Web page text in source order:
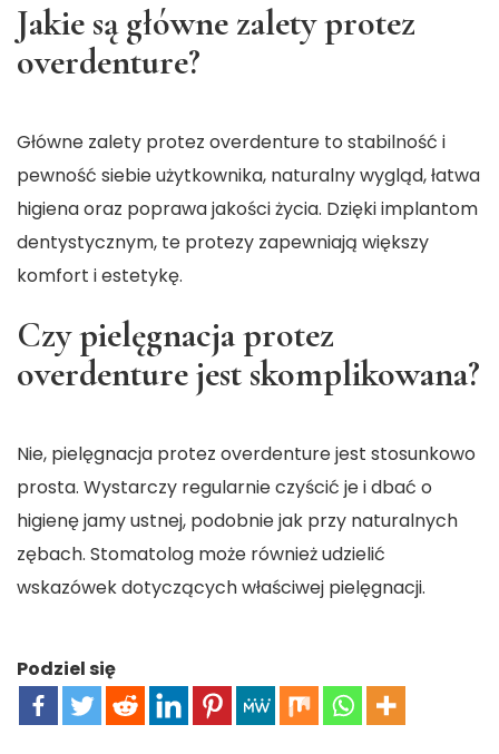
Jakie są główne zalety protez
overdenture?
Główne zalety protez overdenture to stabilność i
pewność siebie użytkownika, naturalny wygląd, łatwa
higiena oraz poprawa jakości życia. Dzięki implantom
dentystycznym, te protezy zapewniają większy
komfort i estetykę.
Czy pielęgnacja protez
overdenture jest skomplikowana?
Nie, pielęgnacja protez overdenture jest stosunkowo
prosta. Wystarczy regularnie czyścić je i dbać o
higienę jamy ustnej, podobnie jak przy naturalnych
zębach. Stomatolog może również udzielić
wskazówek dotyczących właściwej pielęgnacji.
Podziel się